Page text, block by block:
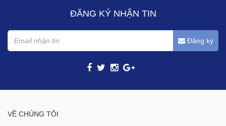
ĐĂNG KÝ NHẬN TIN
Đăng ký
VỀ CHÚNG TÔI